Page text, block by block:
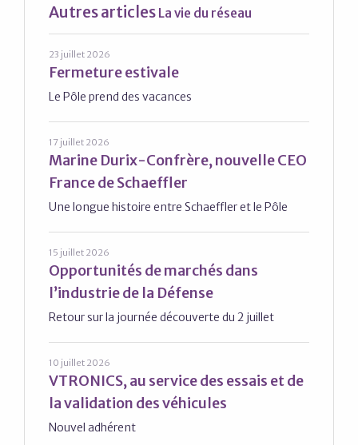
Autres articles La vie du réseau
23 juillet 2026
Fermeture estivale
Le Pôle prend des vacances
17 juillet 2026
Marine Durix-Confrère, nouvelle CEO
France de Schaeffler
Une longue histoire entre Schaeffler et le Pôle
15 juillet 2026
Opportunités de marchés dans
l’industrie de la Défense
Retour sur la journée découverte du 2 juillet
10 juillet 2026
VTRONICS, au service des essais et de
la validation des véhicules
Nouvel adhérent